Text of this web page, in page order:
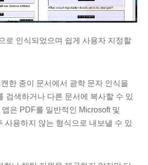
로 인식되었으며 쉽게 사용자 지정할
한 종이 문서에서 광학 문자 인식을
검색하거나 다른 문서에 복사할 수 있
은 PDF를 일반적인 Microsoft 및
사용하지 않는 형식으로 내보낼 수 있